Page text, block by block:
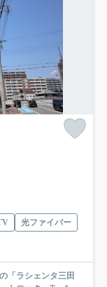
光ファイバー
「ラシェンタ三田